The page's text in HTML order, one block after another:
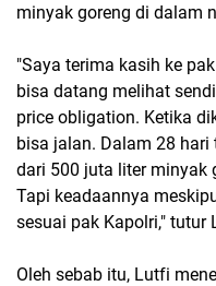
minyak goreng di dalam
"Saya terima kasih ke
bisa datang melihat
price obligation. Ketika
bisa jalan. Dalam 28
dari 500 juta liter minyak
Tapi keadaannya
sesuai pak Kapolri," tutur
Oleh sebab itu, Lutfi